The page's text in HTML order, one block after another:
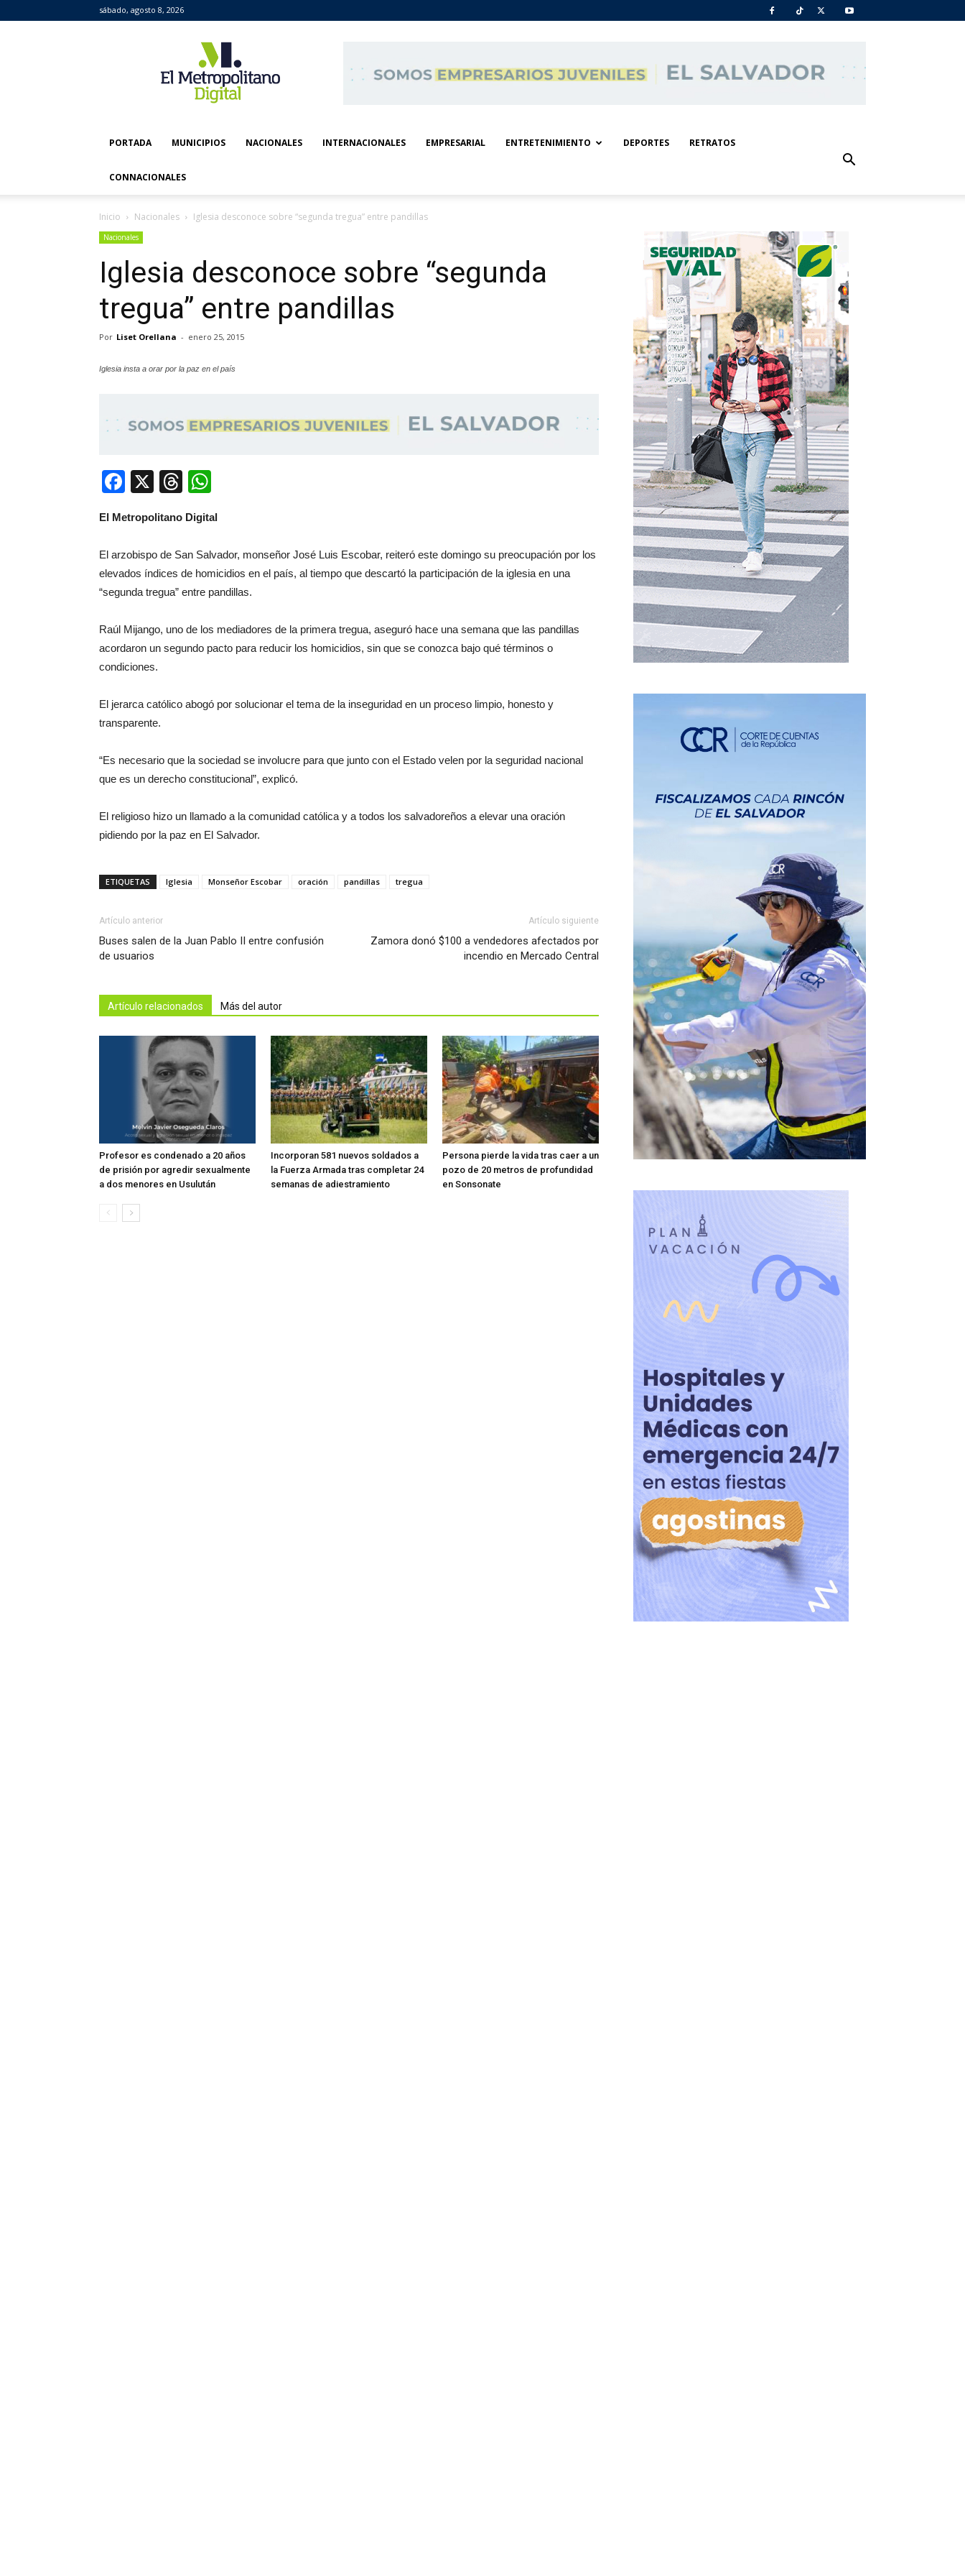
sábado, agosto 8, 2026
Metropolitano
Digital
PORTADA MUNICIPIOS NACIONALES INTERNACIONALES EMPRESARIAL ENTRETENIMIENTO DEPORTES RETRATOS
CONNACIONALES
Inicio Nacionales Iglesia desconoce sobre “segunda tregua” entre pandillas
Nacionales
Iglesia desconoce sobre “segunda
tregua” entre pandillas
Por Liset Orellana - enero 25, 2015
Iglesia insta a orar por la paz en el país
Facebook
X Threads
El Metropolitano Digital
El arzobispo de San Salvador, monseñor José Luis Escobar, reiteró este domingo su preocupación por los
elevados índices de homicidios en el país, al tiempo que descartó la participación de la iglesia en una
“segunda tregua” entre pandillas.
Raúl Mijango, uno de los mediadores de la primera tregua, aseguró hace una semana que las pandillas
acordaron un segundo pacto para reducir los homicidios, sin que se conozca bajo qué términos o
condiciones.
El jerarca católico abogó por solucionar el tema de la inseguridad en un proceso limpio, honesto y
transparente.
“Es necesario que la sociedad se involucre para que junto con el Estado velen por la seguridad nacional
que es un derecho constitucional”, explicó.
El religioso hizo un llamado a la comunidad católica y a todos los salvadoreños a elevar una oración
pidiendo por la paz en El Salvador.
ETIQUETAS Iglesia Monseñor Escobar oración pandillas tregua
Artículo anterior
Buses salen de la Juan Pablo II entre confusión
de usuarios
Artículo siguiente
Zamora donó $100 a vendedores afectados por
incendio en Mercado Central
Artículo relacionados Más del autor
Profesor es condenado a 20 años
de prisión por agredir sexualmente
a dos menores en Usulután
Incorporan 581 nuevos soldados a
la Fuerza Armada tras completar 24
semanas de adiestramiento
Persona pierde la vida tras caer a un
pozo de 20 metros de profundidad
en Sonsonate